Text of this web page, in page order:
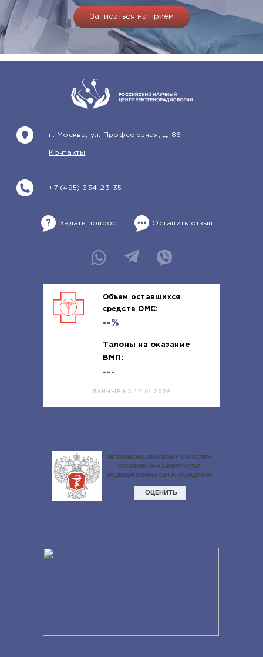
Записаться на прием
+7 (495) 334-23-35
г. Москва, ул. Профсоюзная, д. 86
Контакты
Задать вопрос Оставить отзыв
Объем оставшихся
средств ОМС:
--%
Талоны на оказание
ВМП:
---
ДАННЫЕ НА 12.01.2026